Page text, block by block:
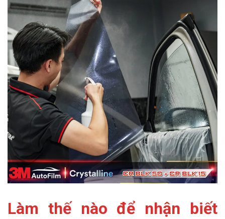
Làm thế nào để nhận biết